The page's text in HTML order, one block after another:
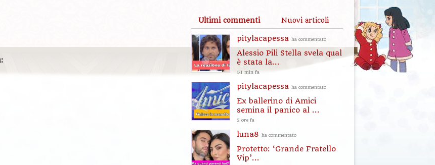
Ultimi commenti Nuovi articoli
pitylacapessa ha commentato
Alessio Pili Stella svela qual
è stata la...
51 min fa
pitylacapessa ha commentato
Ex ballerino di Amici
semina il panico al ...
2 ore fa
luna8 ha commentato
Protetto: ‘Grande Fratello
Vip’...